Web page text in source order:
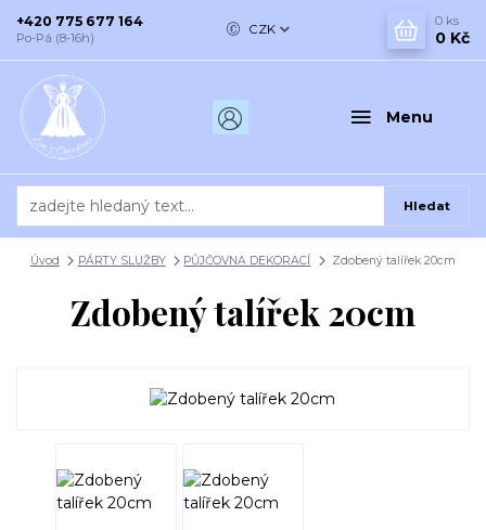
Menu
CZK
Hledat
+420 775 677 164
Po-Pá (8-16h)
0 ks
0 Kč
Úvod PÁRTY SLUŽBY PŮJČOVNA DEKORACÍ Zdobený talířek 20cm
Zdobený talířek 20cm